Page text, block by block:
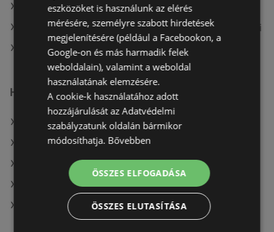
A(z) Auchan aktuális akciós újságjai
A(z) Fressnapf-Hungária Kft. aktuális akciós újságjai
A(z) CBA üzletei itt: Sopron-Fertődi
Hasonló kiskereskedők
A(z) ALDI ajánlatai
A(z) Auchan ajánlatai
A(z) Privát ajánlatai
A(z) Müller HU ajánlatai
A(z) Spar ajánlatai
eszközöket is használunk az elérés
mérésére, személyre szabott hirdetések
megjelenítésére (például a Facebookon, a
Google-on és más harmadik felek
weboldalain), valamint a weboldal
használatának elemzésére.
A cookie-k használatához adott
hozzájárulását az Adatvédelmi
szabályzatunk oldalán bármikor
módosíthatja. Bővebben
ÖSSZES ELFOGADÁSA
ÖSSZES ELUTASÍTÁSA